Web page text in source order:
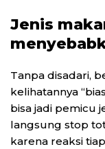
Jenis
Tanpa disadari,
kelihatannya
bisa jadi pemicu
langsung stop
karena reaksi